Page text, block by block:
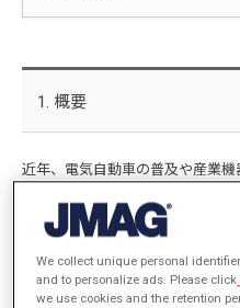
1. 概要
近年、電気自動車の普及や産業
れ、一層の高速スイッチング化
破壊による軸電流を発生させる
電食を引き起こし、モータの信
We collect unique personal
and to personalize ads. Please click
we use cookies and the retention